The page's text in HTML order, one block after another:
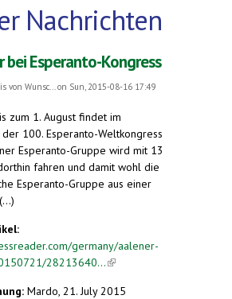
Nachrichten
bei Esperanto-Kongress
von Wunsc... on Sun, 2015-08-16 17:49
zum 1. August findet im
100. Esperanto-Weltkongress
Esperanto-Gruppe wird mit 13
fahren und damit wohl die
Esperanto-Gruppe aus einer
germany/aalener-
28213640...(link is
Mardo, 21. July 2015